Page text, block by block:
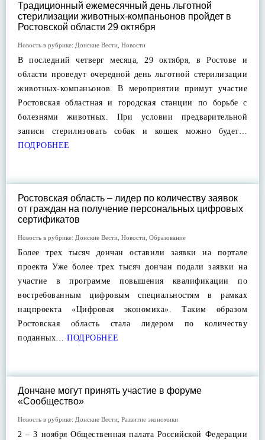
Традиционный ежемесячный день льготной
стерилизации животных-компаньонов пройдет в
Ростовской области 29 октября
Новость в рубрике: Донские Вести Новости
В последний четверг месяца, 29 октября, в Ростове и
области проведут очередной день льготной стерилизации
животных-компаньонов. В мероприятии примут участие
Ростовская областная и городская станции по борьбе с
болезнями животных. При условии предварительной
записи стерилизовать собак и кошек можно будет…
ПОДРОБНЕЕ
Ростовская область – лидер по количеству заявок
от граждан на получение персональных цифровых
сертификатов
Новость в рубрике: Донские Вести Новости Образование
Более трех тысяч дончан оставили заявки на портале
проекта Уже более трех тысяч дончан подали заявки на
участие в программе повышения квалификации по
востребованным цифровым специальностям в рамках
нацпроекта «Цифровая экономика». Таким образом
Ростовская область стала лидером по количеству
поданных… ПОДРОБНЕЕ
Дончане могут принять участие в форуме
«Сообщество»
Новость в рубрике: Донские Вести Развитие экономики
2 – 3 ноября Общественная палата Российской Федерации